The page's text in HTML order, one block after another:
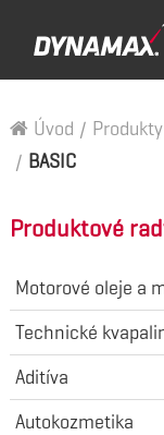
Úvod / Produkty
/ BASIC
Produktové
Motorové oleje a
Technické
Aditíva
Autokozmetika